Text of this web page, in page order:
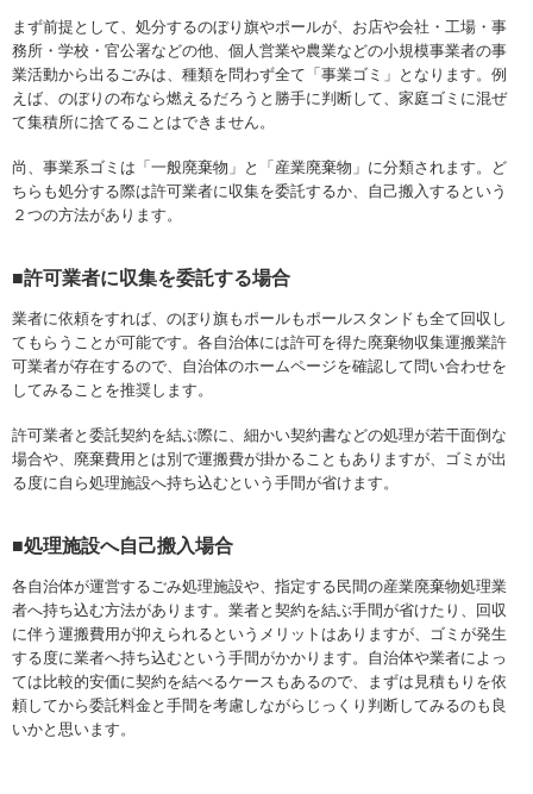
まず前提として、処分するのぼり旗やポールが、お店や会社・工場・事
務所・学校・官公署などの他、個人営業や農業などの小規模事業者の事
業活動から出るごみは、種類を問わず全て「事業ゴミ」となります。例
えば、のぼりの布なら燃えるだろうと勝手に判断して、家庭ゴミに混ぜ
て集積所に捨てることはできません。
尚、事業系ゴミは「一般廃棄物」と「産業廃棄物」に分類されます。ど
ちらも処分する際は許可業者に収集を委託するか、自己搬入するという
２つの方法があります。
■許可業者に収集を委託する場合
業者に依頼をすれば、のぼり旗もポールもポールスタンドも全て回収し
てもらうことが可能です。各自治体には許可を得た廃棄物収集運搬業許
可業者が存在するので、自治体のホームページを確認して問い合わせを
してみることを推奨します。
許可業者と委託契約を結ぶ際に、細かい契約書などの処理が若干面倒な
場合や、廃棄費用とは別で運搬費が掛かることもありますが、ゴミが出
る度に自ら処理施設へ持ち込むという手間が省けます。
■処理施設へ自己搬入場合
各自治体が運営するごみ処理施設や、指定する民間の産業廃棄物処理業
者へ持ち込む方法があります。業者と契約を結ぶ手間が省けたり、回収
に伴う運搬費用が抑えられるというメリットはありますが、ゴミが発生
する度に業者へ持ち込むという手間がかかります。自治体や業者によっ
ては比較的安価に契約を結べるケースもあるので、まずは見積もりを依
頼してから委託料金と手間を考慮しながらじっくり判断してみるのも良
いかと思います。